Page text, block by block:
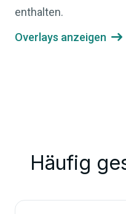
enthalten.
Overlays anzeigen 
Häufig